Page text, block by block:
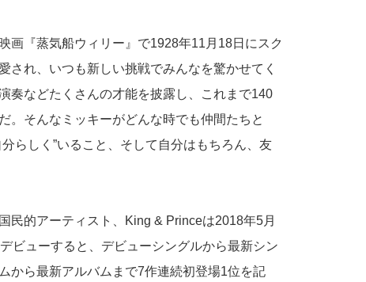
画『蒸気船ウィリー』で1928年11月18日にスク
され、いつも新しい挑戦でみんなを驚かせてく
奏などたくさんの才能を披露し、これまで140
。そんなミッキーがどんな時でも仲間たちと
らしく”いること、そして自分はもちろん、友
民的アーティスト、King & Princeは2018年5月
ビューすると、デビューシングルから最新シン
から最新アルバムまで7作連続初登場1位を記